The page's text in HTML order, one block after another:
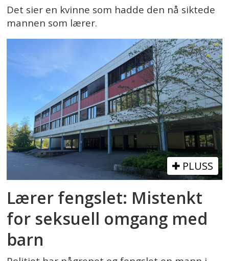
Det sier en kvinne som hadde den nå siktede
mannen som lærer.
PLUSS
Lærer fengslet: Mistenkt
for seksuell omgang med
barn